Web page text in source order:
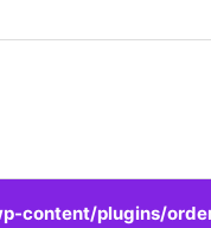
content/plugins/